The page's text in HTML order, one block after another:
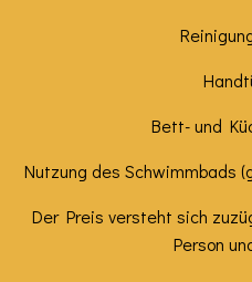
Bett- und
Nutzung des Schwimmbads
Der Preis versteht sich
Person